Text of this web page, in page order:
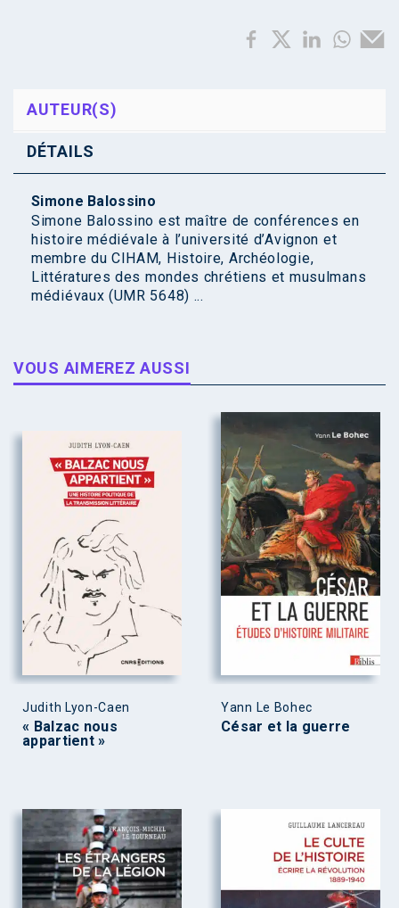
AUTEUR(S)
DÉTAILS
Simone Balossino
Simone Balossino est maître de conférences en
histoire médiévale à l’université d’Avignon et
membre du CIHAM, Histoire, Archéologie,
Littératures des mondes chrétiens et musulmans
médiévaux (UMR 5648) ...
VOUS AIMEREZ AUSSI
Judith Lyon-Caen
« Balzac nous
appartient »
Yann Le Bohec
César et la guerre